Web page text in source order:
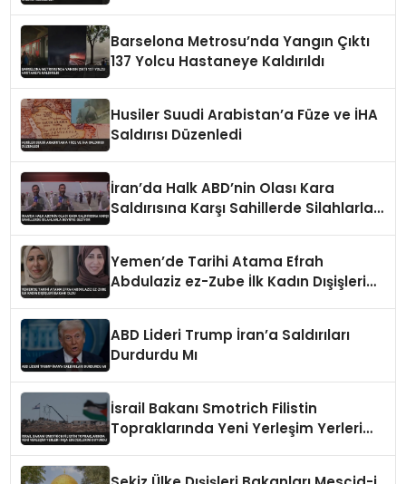
Barselona Metrosu’nda Yangın Çıktı
137 Yolcu Hastaneye Kaldırıldı
Husiler Suudi Arabistan’a Füze ve İHA
Saldırısı Düzenledi
İran’da Halk ABD’nin Olası Kara
Saldırısına Karşı Sahillerde Silahlarla
Yemen’de Tarihi Atama Efrah
Abdulaziz ez-Zube İlk Kadın Dışişleri
ABD Lideri Trump İran’a Saldırıları
Durdurdu Mı
İsrail Bakanı Smotrich Filistin
Topraklarında Yeni Yerleşim Yerleri